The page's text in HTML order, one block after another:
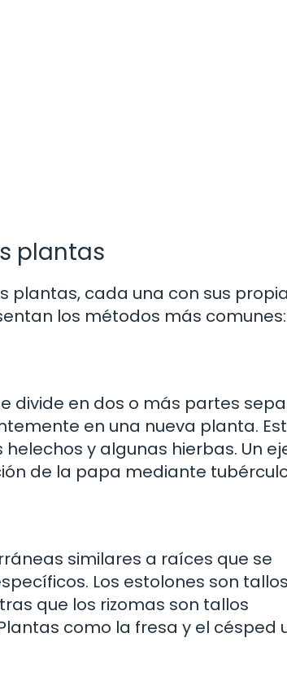
plantas
plantas, cada una con sus
los métodos más comunes:
divide en dos o más partes
en una nueva planta.
y algunas hierbas. Un
de la papa mediante
similares a raíces que se
Los estolones son
que los rizomas son tallos
como la fresa y el césped